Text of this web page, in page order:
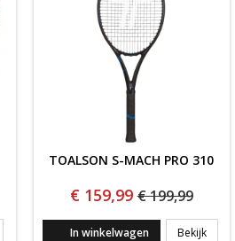
SPOOON 100
TOALSON S-MACH PRO 310
€ 159,99 € 199,99
In winkelwagen Bekijk